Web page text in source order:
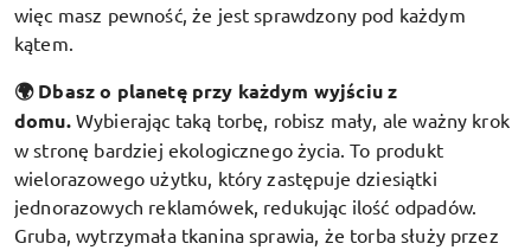
więc masz pewność, że jest sprawdzony pod każdym
kątem.
🌍 Dbasz o planetę przy każdym wyjściu z
domu. Wybierając taką torbę, robisz mały, ale ważny krok
w stronę bardziej ekologicznego życia. To produkt
wielorazowego użytku, który zastępuje dziesiątki
jednorazowych reklamówek, redukując ilość odpadów.
Gruba, wytrzymała tkanina sprawia, że torba służy przez